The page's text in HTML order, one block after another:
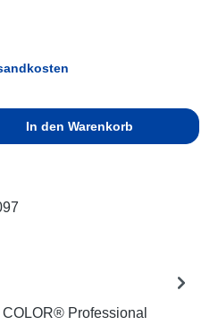
den gewünschten
In den Warenkorb
Professional